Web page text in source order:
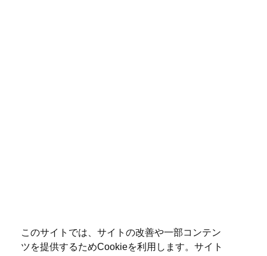
このサイトでは、サイトの改善や一部コンテン
ツを提供するためCookieを利用します。サイト